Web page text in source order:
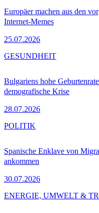
Europäer machen aus den
Internet-Memes
25.07.2026
Bulgariens hohe
demografische Krise
28.07.2026
GESUNDHEIT
Spanische Enklave von
ankommen
30.07.2026
POLITIK
ENERGIE, UMWELT &